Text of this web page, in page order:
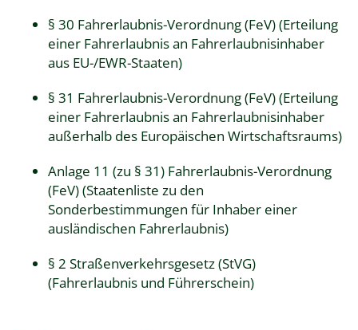
§ 30 Fahrerlaubnis-Verordnung (FeV) (Erteilung
einer Fahrerlaubnis an Fahrerlaubnisinhaber
aus EU-/EWR-Staaten)
§ 31 Fahrerlaubnis-Verordnung (FeV) (Erteilung
einer Fahrerlaubnis an Fahrerlaubnisinhaber
außerhalb des Europäischen Wirtschaftsraums)
Anlage 11 (zu § 31) Fahrerlaubnis-Verordnung
(FeV) (Staatenliste zu den
Sonderbestimmungen für Inhaber einer
ausländischen Fahrerlaubnis)
§ 2 Straßenverkehrsgesetz (StVG)
(Fahrerlaubnis und Führerschein)